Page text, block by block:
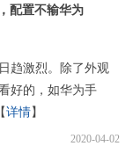
配置不输华为
趋激烈。除了外观
好的，如华为手
详情】
2020-04-02